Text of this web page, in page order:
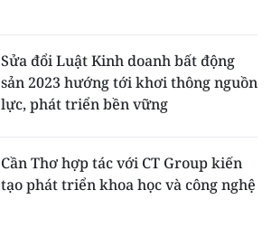
Sửa đổi Luật Kinh doanh bất động
sản 2023 hướng tới khơi thông nguồn
lực, phát triển bền vững
Cần Thơ hợp tác với CT Group kiến
tạo phát triển khoa học và công nghệ